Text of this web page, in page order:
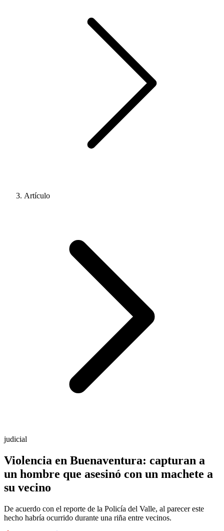
Artículo
judicial
Violencia en Buenaventura: capturan a
un hombre que asesinó con un machete a
su vecino
De acuerdo con el reporte de la Policía del Valle, al parecer este
hecho habría ocurrido durante una riña entre vecinos.